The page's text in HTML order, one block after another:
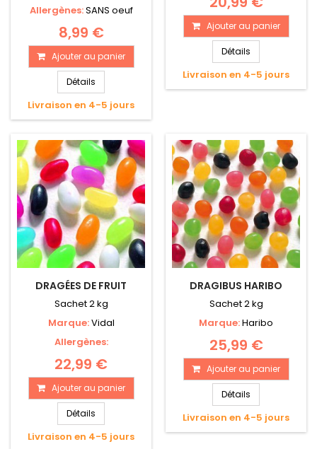
Allergènes:SANS oeuf
8,99 €
Ajouter au panier
Détails
Livraison en 4-5 jours
Ajouter au panier
Détails
Livraison en 4-5 jours
DRAGÉES DE FRUIT
Sachet 2 kg
Marque:Vidal
Allergènes:
22,99 €
Ajouter au panier
Détails
Livraison en 4-5 jours
DRAGIBUS HARIBO
Sachet 2 kg
Marque:Haribo
25,99 €
Ajouter au panier
Détails
Livraison en 4-5 jours